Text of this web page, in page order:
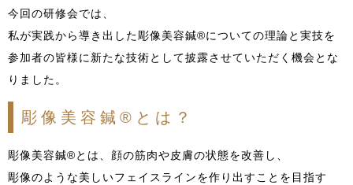
今回の研修会では、
私が実践から導き出した彫像美容鍼®についての理論と実技を
参加者の皆様に新たな技術として披露させていただく機会とな
りました。
彫像美容鍼®とは？
彫像美容鍼®とは、顔の筋肉や皮膚の状態を改善し、
彫像のような美しいフェイスラインを作り出すことを目指す